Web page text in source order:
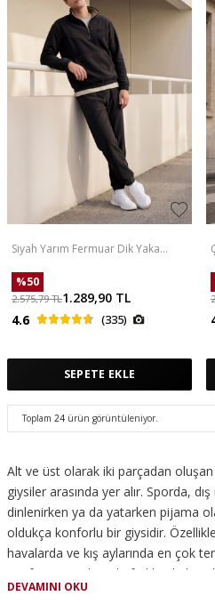
Siyah Yarım Fermuar Dik Yaka
Takımı - 85159
%50
2.575,79TL1.289,90 TL
4.6
(335)
SEPETE EKLE
Toplam 24 ürün görüntüleniyor.
Alt ve üst olarak iki parçadan oluşan
giysiler arasında yer alır. Sporda,
dinlenirken ya da yatarken pijama
oldukça konforlu bir giysidir.
havalarda ve kış aylarında en çok
eşofman ürünlerinde farklı erkek ve
Erkek polar eşofman takımına
DEVAMINI OKU